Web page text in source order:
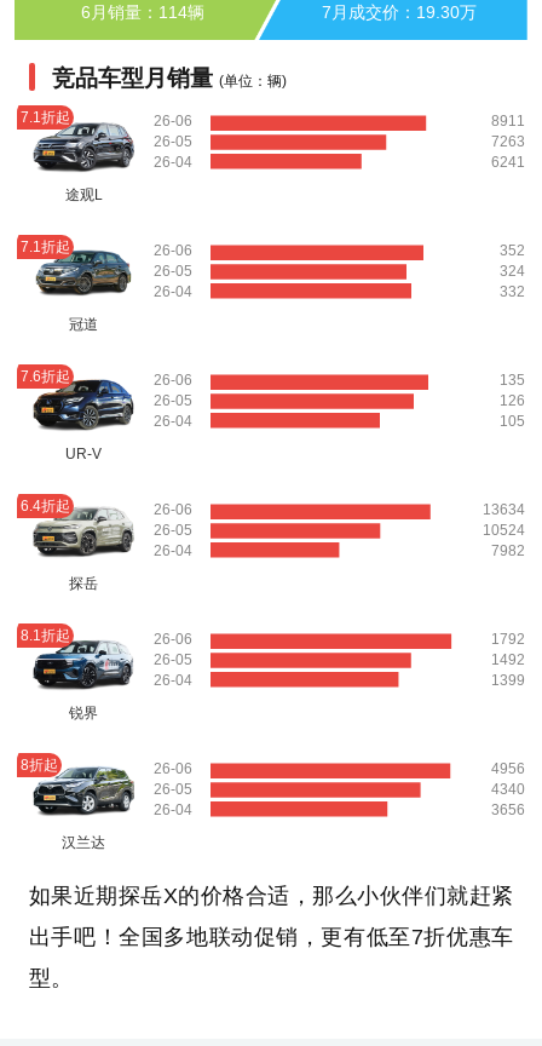
6月销量：114辆 7月成交价：19.30万
竞品车型月销量 (单位：辆)
7.1折起
途观L
26-06
26-05
26-04
8911
7263
6241
7.1折起
冠道
26-06
26-05
26-04
352
324
332
7.6折起
UR-V
26-06
26-05
26-04
135
126
105
6.4折起
探岳
26-06
26-05
26-04
13634
10524
7982
8.1折起
锐界
26-06
26-05
26-04
1792
1492
1399
8折起
汉兰达
26-06
26-05
26-04
4956
4340
3656
如果近期探岳X的价格合适，那么小伙伴们就赶紧
出手吧！全国多地联动促销，更有低至7折优惠车
型。